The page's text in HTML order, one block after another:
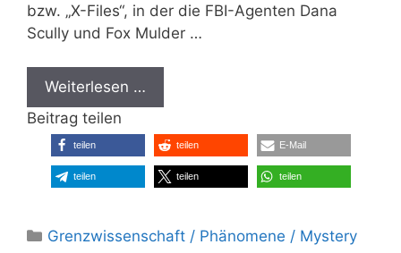
bzw. „X-Files“, in der die FBI-Agenten Dana
Scully und Fox Mulder …
Weiterlesen …
Beitrag teilen
teilen teilen E-Mail
teilen teilen teilen
Kategorien
Grenzwissenschaft / Phänomene / Mystery